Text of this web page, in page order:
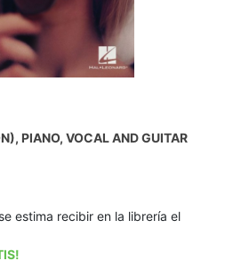
PIANO, VOCAL AND GUITAR
estima recibir en la librería el